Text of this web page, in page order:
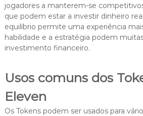
jogadores a manterem-se
que podem estar a investir dinheiro
equilíbrio permite uma experiência
habilidade e a estratégia podem
investimento financeiro.
Usos comuns dos
Eleven
Os Tokens podem ser usados para